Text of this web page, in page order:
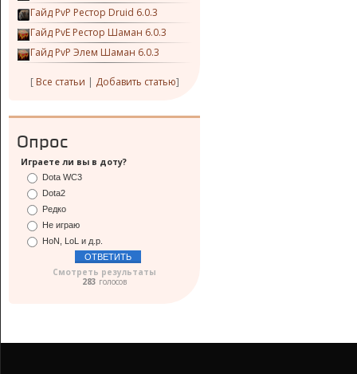
Гайд PvP Рестор Druid 6.0.3
Гайд PvE Рестор Шаман 6.0.3
Гайд PvP Элем Шаман 6.0.3
[ Все статьи | Добавить статью]
Опрос
Играете ли вы в доту?
Dota WC3
Dota2
Редко
Не играю
HoN, LoL и д.р.
Смотреть результаты
283 голосов